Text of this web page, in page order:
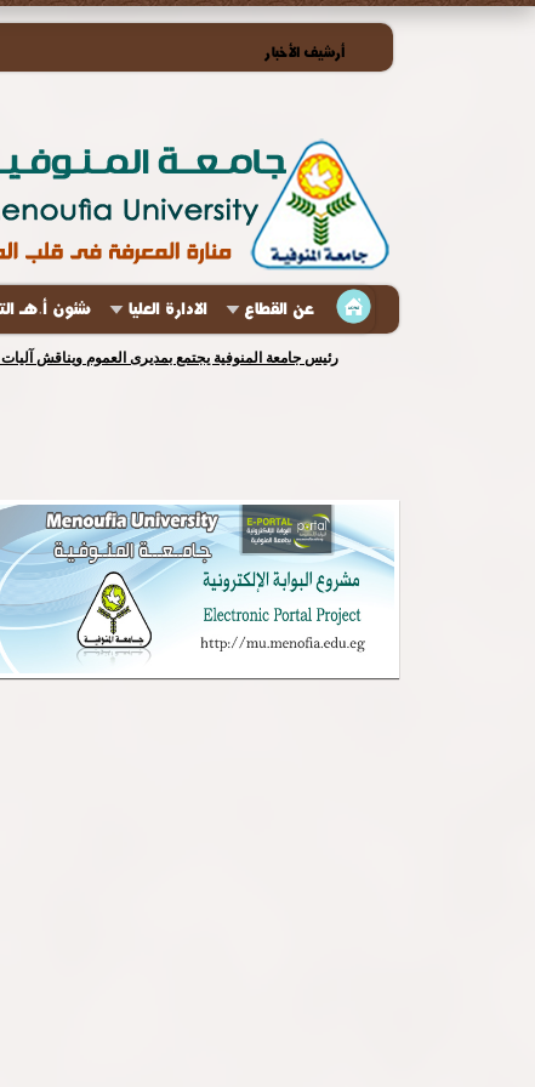
أرشيف الأخبار
عن القطاع الادارة العليا شئون أ.هـ
رئيس جامعة المنوفية يجتمع بمديرى العموم ويناقش